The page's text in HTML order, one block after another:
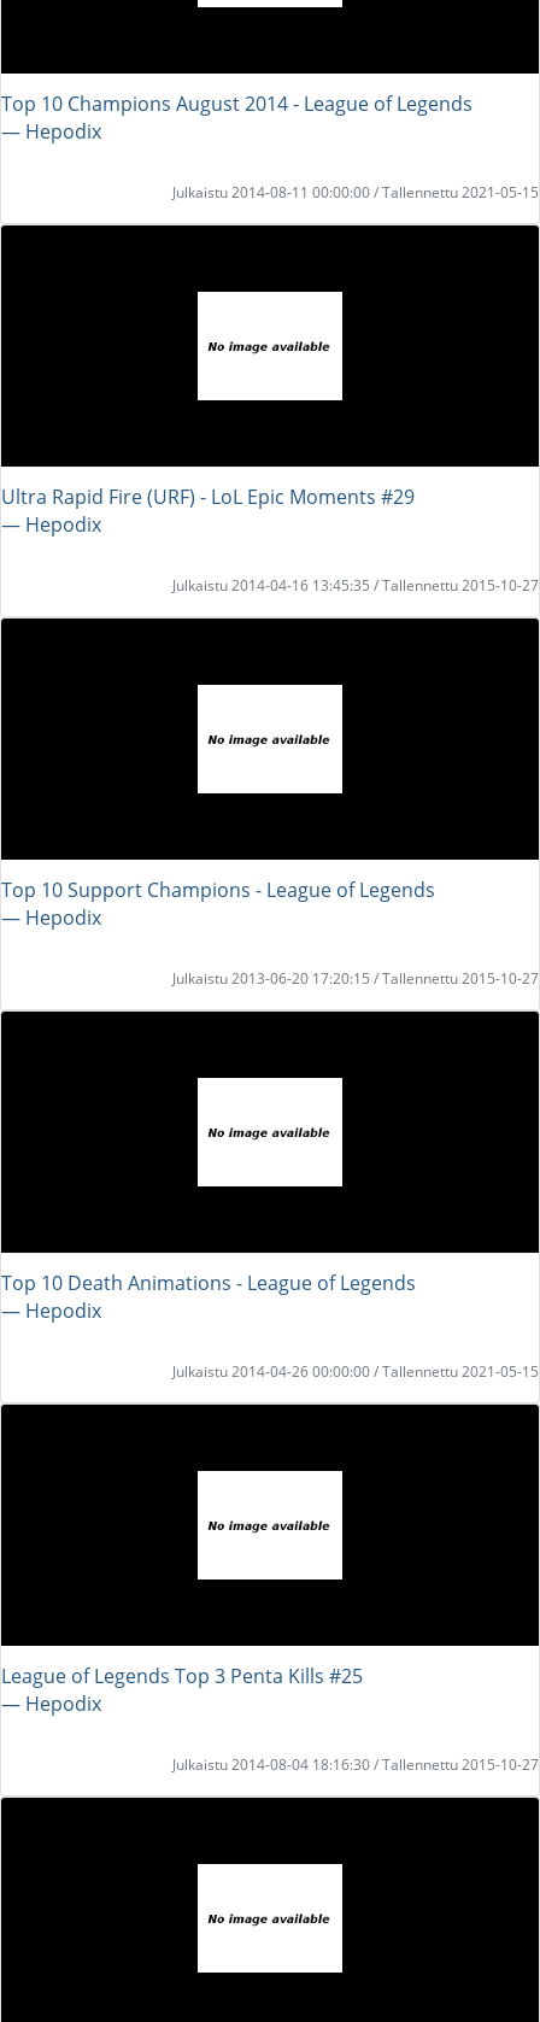
Top 10 Champions August 2014 - League of Legends
― Hepodix
Julkaistu 2014-08-11 00:00:00 / Tallennettu 2021-05-15
Ultra Rapid Fire (URF) - LoL Epic Moments #29
― Hepodix
Julkaistu 2014-04-16 13:45:35 / Tallennettu 2015-10-27
Top 10 Support Champions - League of Legends
― Hepodix
Julkaistu 2013-06-20 17:20:15 / Tallennettu 2015-10-27
Top 10 Death Animations - League of Legends
― Hepodix
Julkaistu 2014-04-26 00:00:00 / Tallennettu 2021-05-15
League of Legends Top 3 Penta Kills #25
― Hepodix
Julkaistu 2014-08-04 18:16:30 / Tallennettu 2015-10-27